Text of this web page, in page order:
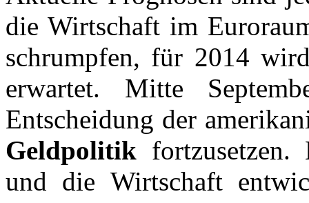
die Wirtschaft im
schrumpfen, für 2014
erwartet. Mitte
Entscheidung der
Geldpolitik fortzusetzen.
und die Wirtschaft